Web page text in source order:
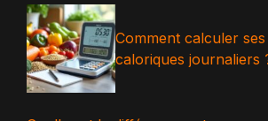
Comment calculer
caloriques journaliers